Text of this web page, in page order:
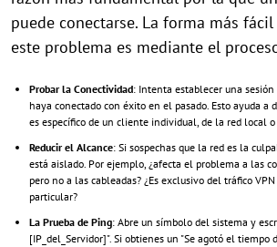
puede conectarse. La forma más
este problema es mediante el
Probar la Conectividad: Intenta establecer una
haya conectado con éxito en el pasado. Esto ayuda a
es específico de un cliente individual, de la red local
Reducir el Alcance: Si sospechas que la red es la
está aislado. Por ejemplo, ¿afecta el problema a las
pero no a las cableadas? ¿Es exclusivo del tráfico
particular?
La Prueba de Ping: Abre un símbolo del sistema y
[IP_del_Servidor]". Si obtienes un "Se agotó el tiempo